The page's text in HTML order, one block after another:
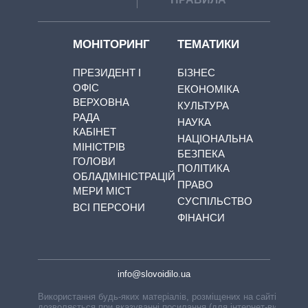
МОНІТОРИНГ
ПРЕЗИДЕНТ І
ОФІС
ВЕРХОВНА
РАДА
КАБІНЕТ
МІНІСТРІВ
ГОЛОВИ
ОБЛАДМІНІСТРАЦІЙ
МЕРИ МІСТ
ВСІ ПЕРСОНИ
ТЕМАТИКИ
БІЗНЕС
ЕКОНОМІКА
КУЛЬТУРА
НАУКА
НАЦІОНАЛЬНА
БЕЗПЕКА
ПОЛІТИКА
ПРАВО
СУСПІЛЬСТВО
ФІНАНСИ
info@slovoidilo.ua
Використання будь-яких матеріалів, розміщених на сайті,